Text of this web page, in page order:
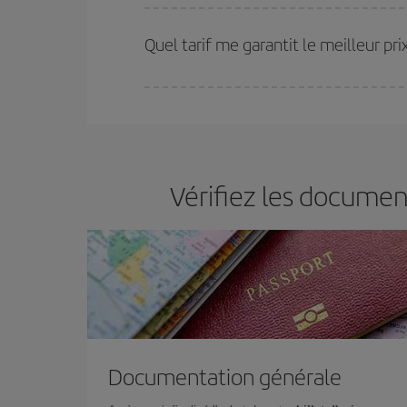
plus économiques (touristiques). Par
Quel tarif me garantit le meilleur
Vérifiez les
Documentation générale